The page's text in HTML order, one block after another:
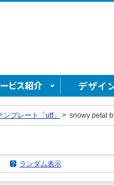
プレート「utf」 > snowy petal
ランダム表示